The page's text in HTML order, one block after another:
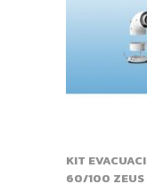
KIT
60/100 ZEUS